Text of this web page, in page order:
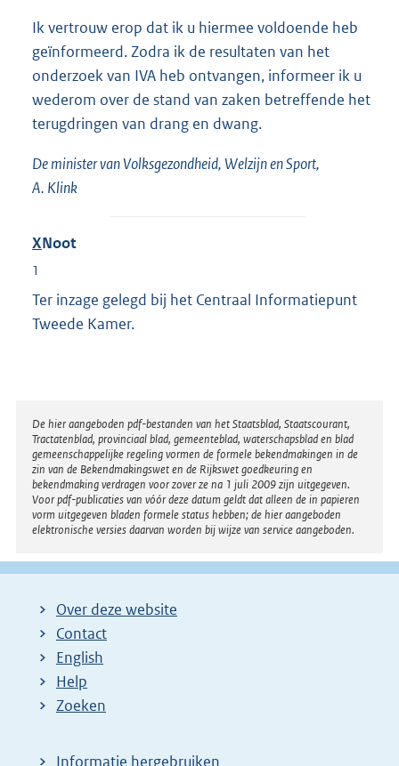
Ik vertrouw erop dat ik u hiermee voldoende heb
geïnformeerd. Zodra ik de resultaten van het
onderzoek van IVA heb ontvangen, informeer ik u
wederom over de stand van zaken betreffende het
terugdringen van drang en dwang.
De minister van Volksgezondheid, Welzijn en Sport,
A. Klink
XNoot
1
Ter inzage gelegd bij het Centraal Informatiepunt
Tweede Kamer.
Disclaimer
De hier aangeboden pdf-bestanden van het Staatsblad, Staatscourant,
Tractatenblad, provinciaal blad, gemeenteblad, waterschapsblad en blad
gemeenschappelijke regeling vormen de formele bekendmakingen in de
zin van de Bekendmakingswet en de Rijkswet goedkeuring en
bekendmaking verdragen voor zover ze na 1 juli 2009 zijn uitgegeven.
Voor pdf-publicaties van vóór deze datum geldt dat alleen de in papieren
vorm uitgegeven bladen formele status hebben; de hier aangeboden
elektronische versies daarvan worden bij wijze van service aangeboden.
Over deze website
Contact
English
Help
Zoeken
Informatie hergebruiken